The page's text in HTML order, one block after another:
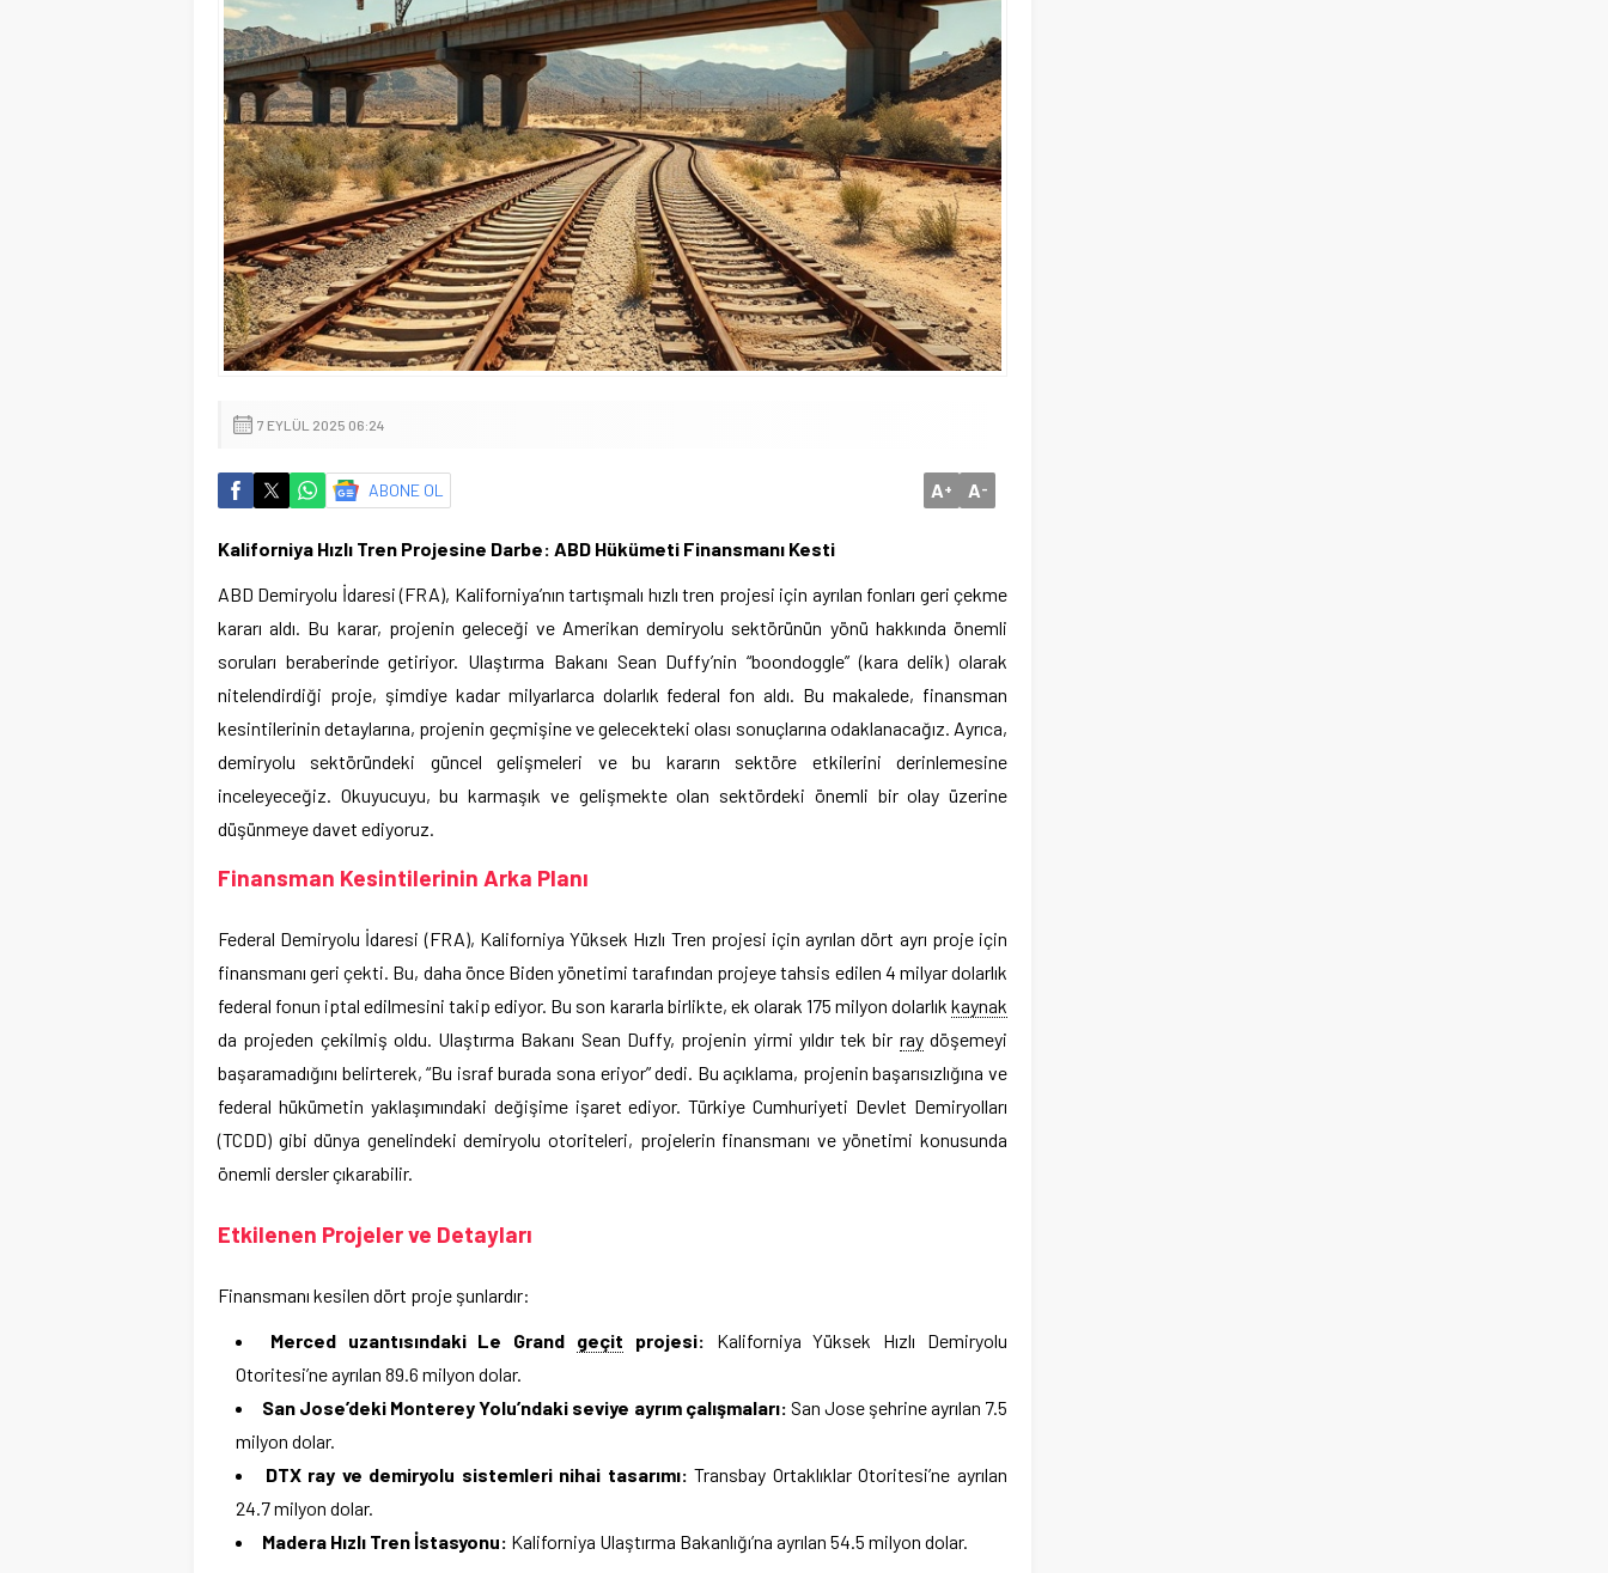
7 EYLÜL 2025 06:24
ABONE OL A+ A-
Kaliforniya Hızlı Tren Projesine Darbe: ABD Hükümeti Finansmanı Kesti
ABD Demiryolu İdaresi (FRA), Kaliforniya’nın tartışmalı hızlı tren projesi için ayrılan fonları geri çekme
kararı aldı. Bu karar, projenin geleceği ve Amerikan demiryolu sektörünün yönü hakkında önemli
soruları beraberinde getiriyor. Ulaştırma Bakanı Sean Duffy’nin “boondoggle” (kara delik) olarak
nitelendirdiği proje, şimdiye kadar milyarlarca dolarlık federal fon aldı. Bu makalede, finansman
kesintilerinin detaylarına, projenin geçmişine ve gelecekteki olası sonuçlarına odaklanacağız. Ayrıca,
demiryolu sektöründeki güncel gelişmeleri ve bu kararın sektöre etkilerini derinlemesine
inceleyeceğiz. Okuyucuyu, bu karmaşık ve gelişmekte olan sektördeki önemli bir olay üzerine
düşünmeye davet ediyoruz.
Finansman Kesintilerinin Arka Planı
Federal Demiryolu İdaresi (FRA), Kaliforniya Yüksek Hızlı Tren projesi için ayrılan dört ayrı proje için
finansmanı geri çekti. Bu, daha önce Biden yönetimi tarafından projeye tahsis edilen 4 milyar dolarlık
federal fonun iptal edilmesini takip ediyor. Bu son kararla birlikte, ek olarak 175 milyon dolarlık kaynak
da projeden çekilmiş oldu. Ulaştırma Bakanı Sean Duffy, projenin yirmi yıldır tek bir raydöşemeyi
başaramadığını belirterek, “Bu israf burada sona eriyor” dedi. Bu açıklama, projenin başarısızlığına ve
federal hükümetin yaklaşımındaki değişime işaret ediyor. Türkiye Cumhuriyeti Devlet Demiryolları
(TCDD) gibi dünya genelindeki demiryolu otoriteleri, projelerin finansmanı ve yönetimi konusunda
önemli dersler çıkarabilir.
Etkilenen Projeler ve Detayları
Finansmanı kesilen dört proje şunlardır:
Merced uzantısındaki Le Grand geçit projesi: Kaliforniya Yüksek Hızlı Demiryolu
Otoritesi’ne ayrılan 89.6 milyon dolar.
San Jose’deki Monterey Yolu’ndaki seviye ayrım çalışmaları: San Jose şehrine ayrılan 7.5
milyon dolar.
DTX ray ve demiryolu sistemleri nihai tasarımı: Transbay Ortaklıklar Otoritesi’ne ayrılan
24.7 milyon dolar.
Madera Hızlı Tren İstasyonu: Kaliforniya Ulaştırma Bakanlığı’na ayrılan 54.5 milyon dolar.